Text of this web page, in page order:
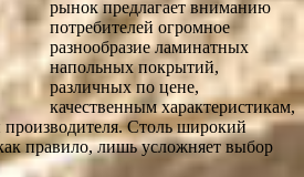
рынок предлагает вниманию
потребителей огромное
разнообразие ламинатных
напольных покрытий,
различных по цене,
качественным характеристикам,
Столь широкий
правило, лишь усложняет выбор